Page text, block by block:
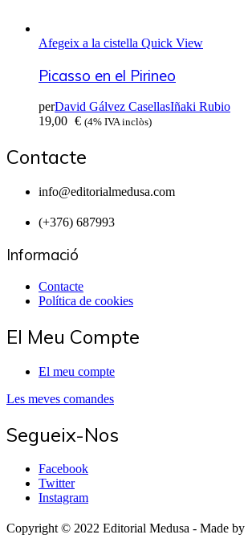
Afegeix a la cistella Quick View
Picasso en el Pirineo
perDavid Gálvez CasellasIñaki Rubio
19,00 € (4% IVA inclòs)
Contacte
info@editorialmedusa.com
(+376) 687993
Informació
Contacte
Política de cookies
El Meu Compte
El meu compte
Les meves comandes
Segueix-Nos
Facebook
Twitter
Instagram
Copyright © 2022 Editorial Medusa - Made by